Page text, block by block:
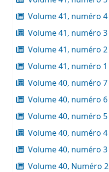
Volume 41, numéro 4
Volume 41, numéro 3
Volume 41, numéro 2
Volume 41, numéro 1
Volume 40, numéro 7
Volume 40, numéro 6
Volume 40, numéro 5
Volume 40, numéro 4
Volume 40, numéro 3
Volume 40, Numéro 2